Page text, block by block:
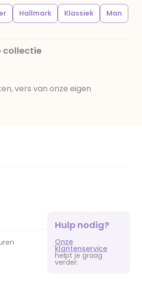
Hallmark Klassiek Man
collectie
vers van onze eigen
Hulp nodig?
Onze
klantenservice
helpt je graag
verder.